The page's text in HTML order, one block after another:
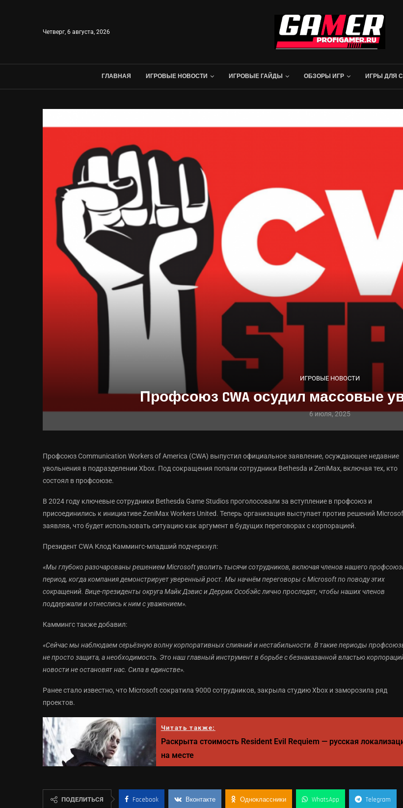
Четверг, 6 августа, 2026
ГЛАВНАЯ ИГРОВЫЕ НОВОСТИ ИГРОВЫЕ ГАЙДЫ ОБЗОРЫ ИГР ИГРЫ ДЛЯ
ИГРОВЫЕ НОВОСТИ
Профсоюз CWA осудил массовые
6 июля, 2025
Профсоюз Communication Workers of America (CWA) выпустил официальное заявление, осуждающее недавние
увольнения в подразделении Xbox. Под сокращения попали сотрудники Bethesda и ZeniMax, включая тех, кто
состоял в профсоюзе.
В 2024 году ключевые сотрудники Bethesda Game Studios проголосовали за вступление в профсоюз и
присоединились к инициативе ZeniMax Workers United. Теперь организация выступает против решений
заявляя, что будет использовать ситуацию как аргумент в будущих переговорах с корпорацией.
Президент CWA Клод Каммингс-младший подчеркнул:
«Мы глубоко разочарованы решением Microsoft уволить тысячи сотрудников, включая членов нашего
период, когда компания демонстрирует уверенный рост. Мы начнём переговоры с Microsoft по поводу этих
сокращений. Вице-президенты округа Майк Дэвис и Деррик Особэйс лично проследят, чтобы наших членов
поддержали и отнеслись к ним с уважением».
Каммингс также добавил:
«Сейчас мы наблюдаем серьёзную волну корпоративных слияний и нестабильности. В такие периоды
не просто защита, а необходимость. Это наш главный инструмент в борьбе с безнаказанной властью
новости не остановят нас. Сила в единстве».
Ранее стало известно, что Microsoft сократила 9000 сотрудников, закрыла студию Xbox и заморозила ряд
проектов.
Читать также:
Раскрыта стоимость Resident Evil Requiem — русская
на месте
ПОДЕЛИТЬСЯ Facebook Вконтакте Одноклассники WhatsApp Telegram